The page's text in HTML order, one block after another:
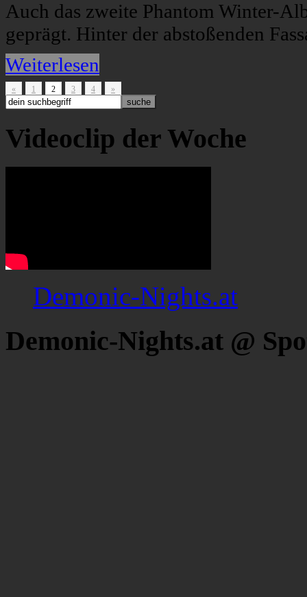
Auch das zweite Phantom Winter-
geprägt. Hinter der abstoßenden
Weiterlesen
« 1 2 3 4 »
Videoclip der Woche
Demonic-Nights.at
Demonic-Nights.at @